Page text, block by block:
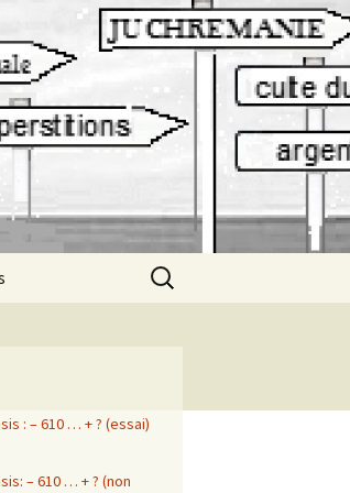
yvon richard
Rechercher :
: – 610 … + ? (essai)
– 610 … + ? (non